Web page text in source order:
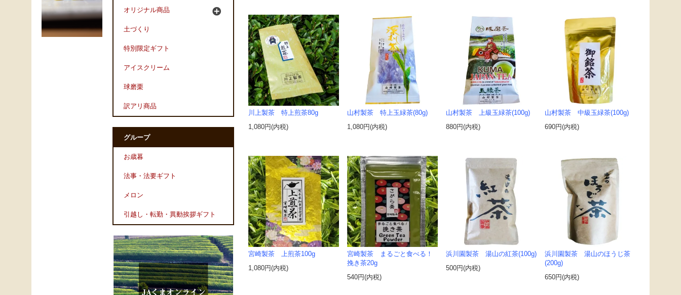
川上製茶 特上煎茶80g
1,080円(内税)
山村製茶 特上玉緑茶(80g)
1,080円(内税)
山村製茶 上級玉緑茶(100g)
880円(内税)
山村製茶 中級玉緑茶(100g)
690円(内税)
宮崎製茶 上煎茶100g
1,080円(内税)
宮崎製茶 まるごと食べる！
挽き茶20g
540円(内税)
浜川園製茶 湯山の紅茶(100g)
500円(内税)
浜川園製茶 湯山のほうじ茶
(200g)
650円(内税)
オリジナル商品
土づくり
特別限定ギフト
アイスクリーム
球磨栗
訳アリ商品
グループ
お歳暮
法事・法要ギフト
メロン
引越し・転勤・異動挨拶ギフト